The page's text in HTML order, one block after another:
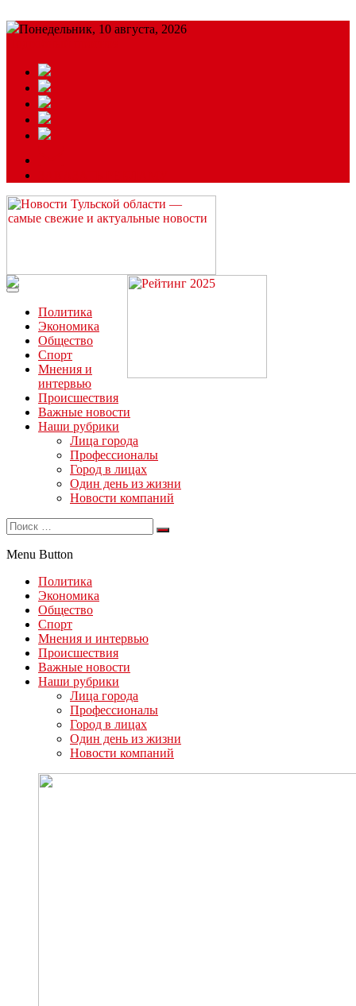
Понедельник, 10 августа, 2026
Читайте последние новости дня в Тульской области на сайте
“ЗаНовомосковск”
Политика
Экономика
Общество
Спорт
Мнения и
интервью
Происшествия
Важные новости
Наши рубрики
Лица города
Профессионалы
Город в лицах
Один день из жизни
Новости компаний
Menu Button
Политика
Экономика
Общество
Спорт
Мнения и интервью
Происшествия
Важные новости
Наши рубрики
Лица города
Профессионалы
Город в лицах
Один день из жизни
Новости компаний